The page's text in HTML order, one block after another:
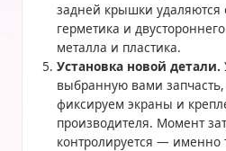
задней крышки удаляются
герметика и
металла и пластика.
Установка новой детали.
выбранную вами
фиксируем экраны и
производителя. Момент
контролируется — именно